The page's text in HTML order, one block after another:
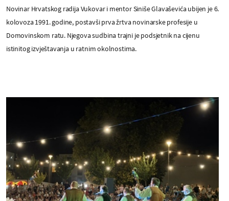
Novinar Hrvatskog radija Vukovar i mentor Siniše Glavaševića ubijen je 6.
kolovoza 1991. godine, postavši prva žrtva novinarske profesije u
Domovinskom ratu. Njegova sudbina trajni je podsjetnik na cijenu
istinitog izvještavanja u ratnim okolnostima.